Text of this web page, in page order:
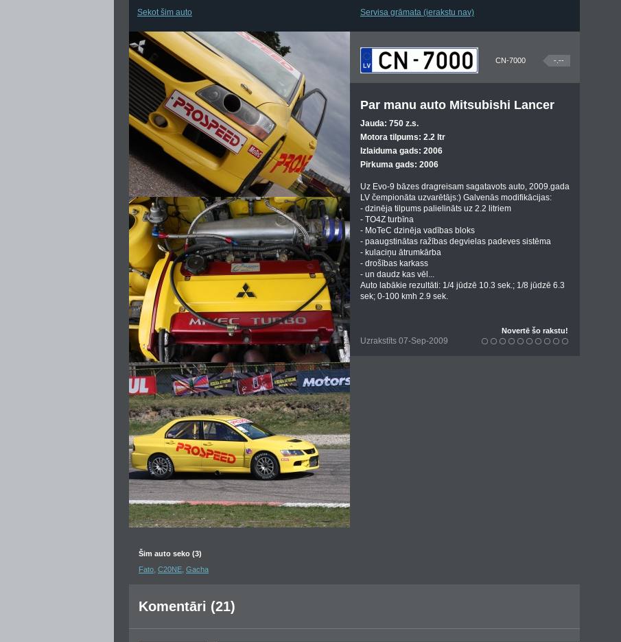
Sekot šim auto Servisa grāmata (ierakstu nav)
Šim auto seko (3)
Fato, C20NE, Gacha
CN-7000 -.--
Par manu auto Mitsubishi Lancer
Jauda: 750 z.s.
Motora tilpums: 2.2 ltr
Izlaiduma gads: 2006
Pirkuma gads: 2006
Uz Evo-9 bāzes dragreisam sagatavots auto, 2009.gada
LV čempionāta uzvarētājs:) Galvenās modifikācijas:
- dzinēja tilpums palielināts uz 2.2 litriem
- TO4Z turbīna
- MoTeC dzinēja vadības bloks
- paaugstinātas ražības degvielas padeves sistēma
- kulaciņu ātrumkārba
- drošības karkass
- un daudz kas vēl...
Auto labākie rezultāti: 1/4 jūdzē 10.3 sek.; 1/8 jūdzē 6.3
sek; 0-100 kmh 2.9 sek.
Uzrakstīts 07-Sep-2009
Novertē šo rakstu!
Komentāri (21)